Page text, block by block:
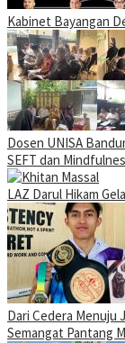
Kabinet Bayangan
Dosen UNISA
SEFT dan
LAZ Darul Hikam
Dari Cedera Menuju
Semangat Pantang